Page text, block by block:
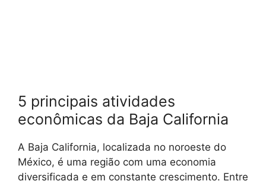
5 principais atividades
econômicas da Baja California
A Baja California, localizada no noroeste do
México, é uma região com uma economia
diversificada e em constante crescimento. Entre